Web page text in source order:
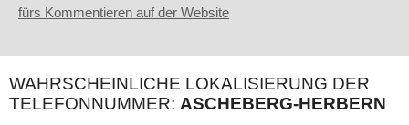
fürs Kommentieren auf der Website
WAHRSCHEINLICHE LOKALISIERUNG DER
TELEFONNUMMER: ASCHEBERG-HERBERN